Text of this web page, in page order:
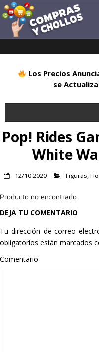
Los Precios
se
Inicio
Alimentación
Deportes
Hogar
Informática
Pop! Rides
White
12/10 2020 Figuras,
Producto no encontrado
DEJA TU COMENTARIO
Tu dirección de correo
obligatorios están marcados
Comentario